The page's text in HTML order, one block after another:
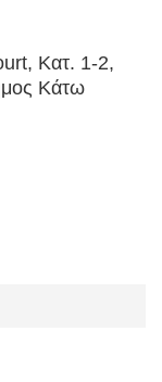
Κατ. 1-2,
Κάτω